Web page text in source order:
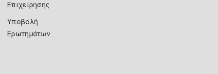
Επιχείρησης
Υποβολή
Ερωτημάτων